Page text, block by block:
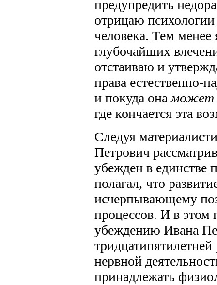
предупредить
отрицаю
человека. Тем менее
глубочайших
отстаиваю и
права естественно-
и покуда онаможет
где кончается эта
Следуя
Петрович
убежден в единстве
полагал, что
исчерпывающему
процессов. И в этом
убеждению Ивана
нервной
принадлежать